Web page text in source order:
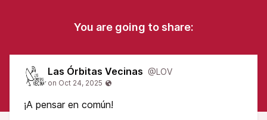
You are going to share:
Las Órbitas Vecinas @LOV
¡A pensar en común!